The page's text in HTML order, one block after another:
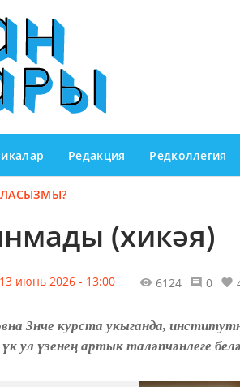
Редакция Редколлегия
(хикәя)
13 июнь 2026 - 13:00 6124 0
3нче курста укыганда,
үк ул үзенең артык таләпчәнлеге